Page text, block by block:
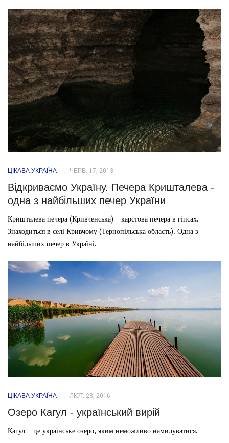
ЦІКАВА УКРАЇНА ЧЕРВ. 17, 2013
Відкриваємо Україну. Печера Кришталева -
одна з найбільших печер України
Кришталева печера (Кривченська) - карстова печера в гіпсах.
Знаходиться в селі Кривчому (Тернопільська область). Одна з
найбільших печер в Україні.
ЦІКАВА УКРАЇНА ЛЮТ. 23, 2016
Озеро Кагул - український вирій
Кагул – це українське озеро, яким неможливо намилуватися.